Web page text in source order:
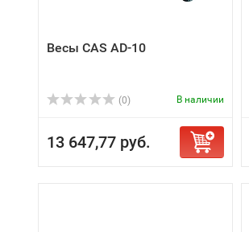
Весы CAS AD-10
(0) В наличии
13 647,77 руб.